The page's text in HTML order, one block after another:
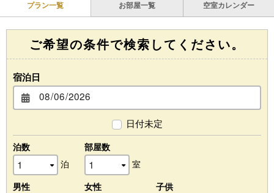
プラン一覧 お部屋一覧 空室カレンダー
ご希望の条件で検索してください。
宿泊日
日付未定
泊数
泊
部屋数
室
男性
女性
子供